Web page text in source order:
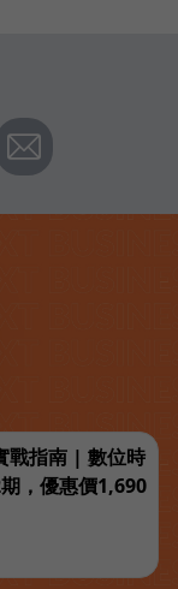
戰指南 | 數位時
，優惠價1,690